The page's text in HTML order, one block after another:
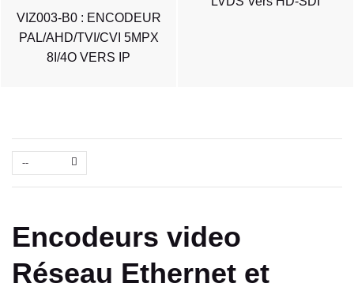
VIZ003-B0 : ENCODEUR
PAL/AHD/TVI/CVI 5MPX
8I/4O VERS IP
--
Encodeurs video
Réseau Ethernet et